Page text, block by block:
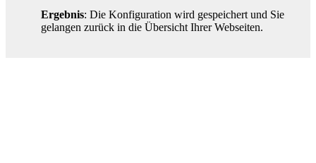
Ergebnis: Die Konfiguration wird gespeichert und Sie
gelangen zurück in die Übersicht Ihrer Webseiten.